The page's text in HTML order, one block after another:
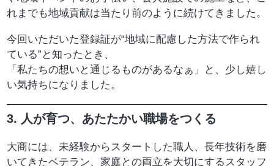
れまでも地域貢献は当たり前のように続けてきました。
今回いただいた登録証が“地域に配慮した方法で作られ
ている”と知ったとき、
「私たちの想いと通じるものがあるなぁ」と、少し嬉し
い気持ちになりました。
3. 人が育つ、あたたかい職場をつくる
大商には、未経験からスタートした職人、長年技術を磨
いてきたベテラン、家庭との両立を大切にするスタッフ